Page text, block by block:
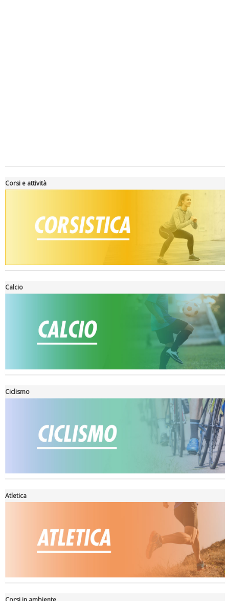
Tiziano Pesce a Radio InBlu2000 traccia il bilancio della stagione
Ddl Lobby, Uisp: “Il Parlamento valorizzi le nostre specificità"
La formazione Uisp rallenta ma prosegue anche in estate
Corsi e attività
Calcio
Ciclismo
Atletica